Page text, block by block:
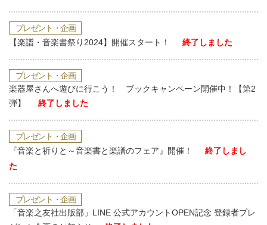
プレゼント・企画
【楽譜・音楽書祭り2024】開催スタート！
終了しました
プレゼント・企画
楽器屋さんへ遊びに行こう！ ブックキャンペーン開催中！【第2
弾】
終了しました
プレゼント・企画
『音楽と祈りと～音楽書と楽譜のフェア』開催！
終了しまし
た
プレゼント・企画
「音楽之友社出版部」LINE 公式アカウントOPEN記念 登録者プレ